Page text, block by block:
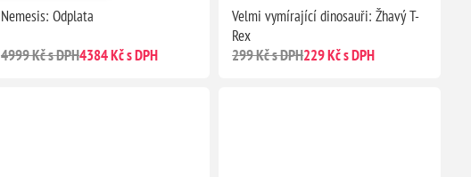
Nemesis: Odplata
4999 Kč s DPH4384 Kč s DPH
Velmi vymírající dinosauři: Žhavý T-
Rex
299 Kč s DPH229 Kč s DPH